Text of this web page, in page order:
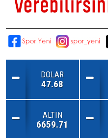
DOLAR
47.68
ALTIN
6659.71